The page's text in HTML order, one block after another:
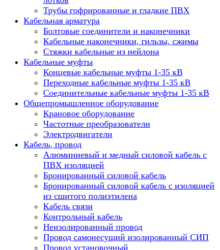
Трубы гофрированные и гладкие ПВХ
Кабельная арматура
Болтовые соединители и наконечники
Кабельные наконечники, гильзы, сжимы
Стяжки кабельные из нейлона
Кабельные муфты
Концевые кабельные муфты 1-35 кВ
Переходные кабельные муфты 1-35 кВ
Соединительные кабельные муфты 1-35 кВ
Общепромышленное оборудование
Крановое оборудование
Частотные преобразователи
Электродвигатели
Кабель, провод
Алюминиевый и медный силовой кабель с
ПВХ изоляцией
Бронированный силовой кабель
Бронированный силовой кабель с изоляцией
из сшитого полиэтилена
Кабель связи
Контрольный кабель
Неизолированный провод
Провод самонесущий изолированный СИП
Провод установочный